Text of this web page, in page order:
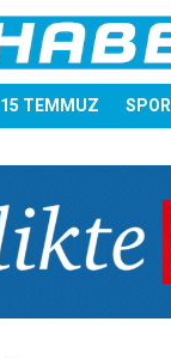
15 TEMMUZ SPOR